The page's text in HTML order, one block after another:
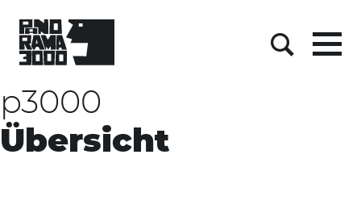
content
Menu
p3000
Übersicht